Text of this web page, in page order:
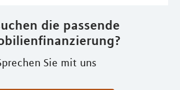
die passende
Sie mit uns